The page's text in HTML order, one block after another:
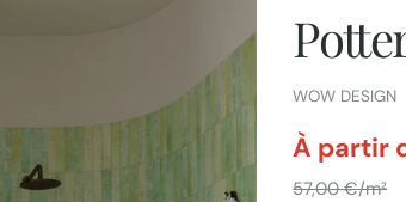
FOURNISSEUR:
WOW DESIGN
Prix
par
À partir
57,00 €/m²